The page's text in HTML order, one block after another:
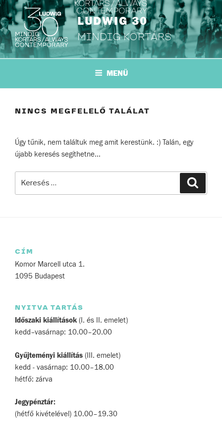
Tartalomhoz
LUDWIG 30
MINDIG KORTÁRS
MENÜ
NINCS MEGFELELŐ TALÁLAT
Úgy tűnik, nem találtuk meg amit kerestünk. :) Talán, egy
újabb keresés segíthetne...
CÍM
Komor Marcell utca 1.
1095 Budapest
NYITVA TARTÁS
Időszaki kiállítások (I. és II. emelet)
kedd–vasárnap: 10.00–20.00
Gyűjteményi kiállítás (III. emelet)
kedd - vasárnap: 10.00–18.00
hétfő: zárva
Jegypénztár:
(hétfő kivételével) 10.00–19.30